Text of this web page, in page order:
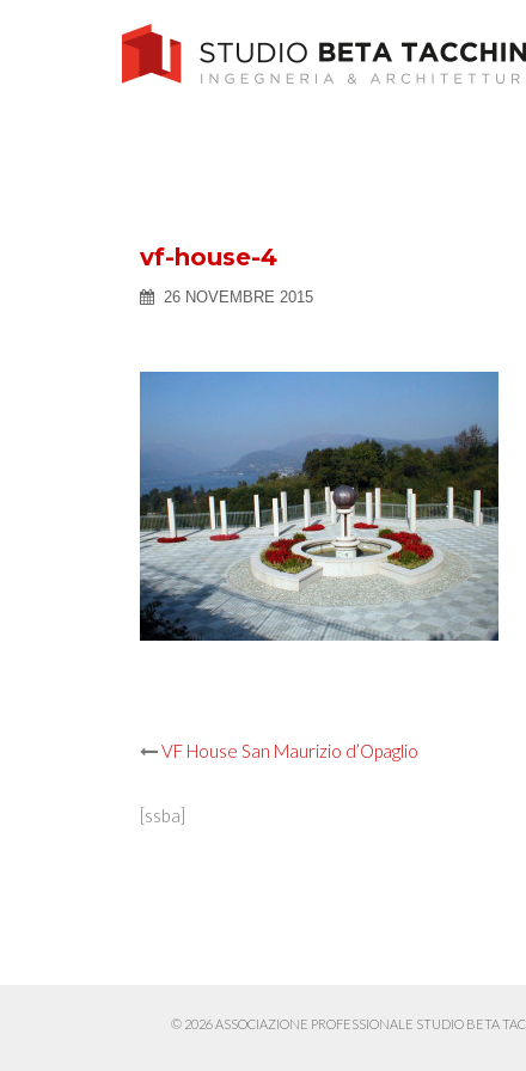
vf-house-4
26 NOVEMBRE 2015
Post
navigation
VF House San Maurizio d’Opaglio
[ssba]
© 2026 ASSOCIAZIONE PROFESSIONALE STUDIO BETA